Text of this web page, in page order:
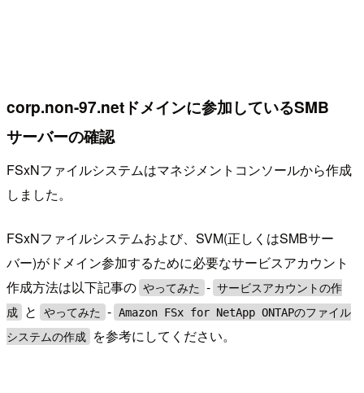
corp.non-97.netドメインに参加しているSMB
サーバーの確認
FSxNファイルシステムはマネジメントコンソールから作成
しました。
FSxNファイルシステムおよび、SVM(正しくはSMBサー
バー)がドメイン参加するために必要なサービスアカウント
作成方法は以下記事の やってみた - サービスアカウントの作
成
と やってみた - Amazon FSx for NetApp ONTAPのファイル
システムの作成
を参考にしてください。